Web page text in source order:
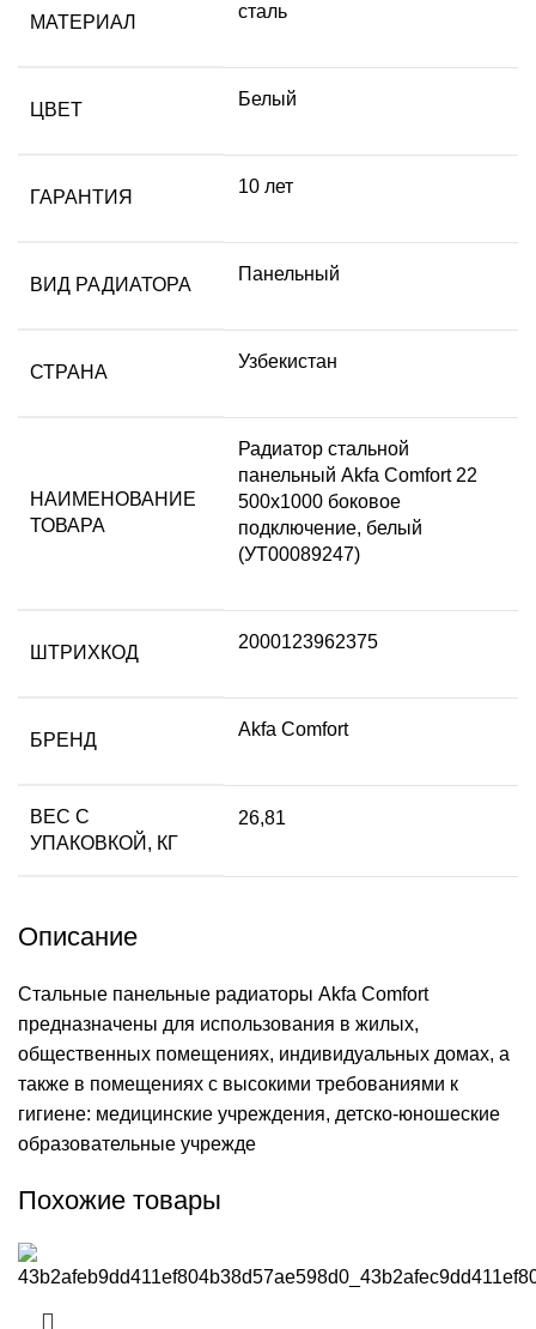
МАТЕРИАЛ
сталь
ЦВЕТ
Белый
ГАРАНТИЯ
10 лет
ВИД РАДИАТОРА
Панельный
СТРАНА
Узбекистан
НАИМЕНОВАНИЕ
ТОВАРА
Радиатор стальной
панельный Akfa Comfort 22
500х1000 боковое
подключение, белый
(УТ00089247)
ШТРИХКОД
2000123962375
БРЕНД
Akfa Comfort
ВЕС С
УПАКОВКОЙ, КГ
26,81
Описание
Стальные панельные радиаторы Akfa Comfort
предназначены для использования в жилых,
общественных помещениях, индивидуальных домах, а
также в помещениях с высокими требованиями к
гигиене: медицинские учреждения, детско-юношеские
образовательные учрежде
Похожие товары